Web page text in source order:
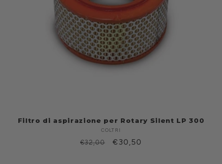
Filtro di aspirazione per Rotary Silent LP 300
Produttore:
COLTRI
Prezzo
€32,00
Prezzo
€30,50